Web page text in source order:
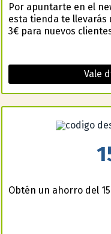
Por apuntarte en el
esta tienda te llevarás
3€ para nuevos
Vale
Obtén un ahorro del